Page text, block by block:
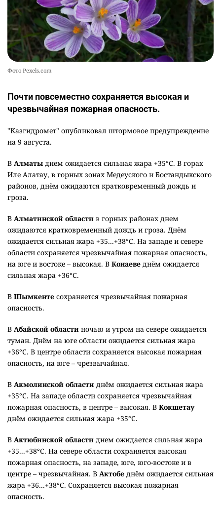
Фото Pexels.com
Почти повсеместно сохраняется высокая и
чрезвычайная пожарная опасность.
"Казгидромет" опубликовал штормовое предупреждение
на 9 августа.
В Алматы днем ожидается сильная жара +35°C. В горах
Иле Алатау, в горных зонах Медеуского и Бостандыкского
районов, днём ожидаются кратковременный дождь и
гроза.
В Алматинской области в горных районах днем
ожидаются кратковременный дождь и гроза. Днём
ожидается сильная жара +35...+38°C. На западе и севере
области сохраняется чрезвычайная пожарная опасность,
на юге и востоке – высокая. В Конаеве днём ожидается
сильная жара +36°C.
В Шымкенте сохраняется чрезвычайная пожарная
опасность.
В Абайской области ночью и утром на севере ожидается
туман. Днём на юге области ожидается сильная жара
+36°C. В центре области сохраняется высокая пожарная
опасность, на юге – чрезвычайная.
В Акмолинской области днём ожидается сильная жара
+35°C. На западе области сохраняется чрезвычайная
пожарная опасность, в центре – высокая. В Кокшетау
днём ожидается сильная жара +35°C.
В Актюбинской области днем ожидается сильная жара
+35...+38°C. На севере области сохраняется высокая
пожарная опасность, на западе, юге, юго-востоке и в
центре – чрезвычайная. В Актобе днём ожидается сильная
жара +36...+38°C. Сохраняется высокая пожарная
опасность.